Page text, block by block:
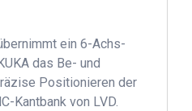
ein 6-Achs-
das Be- und
Positionieren der
Kantbank von LVD.